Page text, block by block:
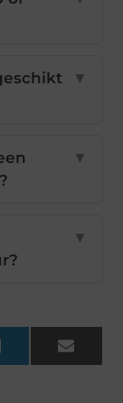
▼
▼
▼
LinkedInEmail